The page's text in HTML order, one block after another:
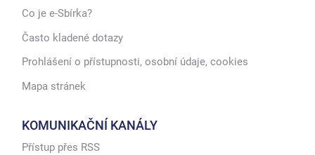
Co je e-Sbírka?
Často kladené dotazy
Prohlášení o přístupnosti, osobní údaje, cookies
Mapa stránek
KOMUNIKAČNÍ KANÁLY
Přístup přes RSS